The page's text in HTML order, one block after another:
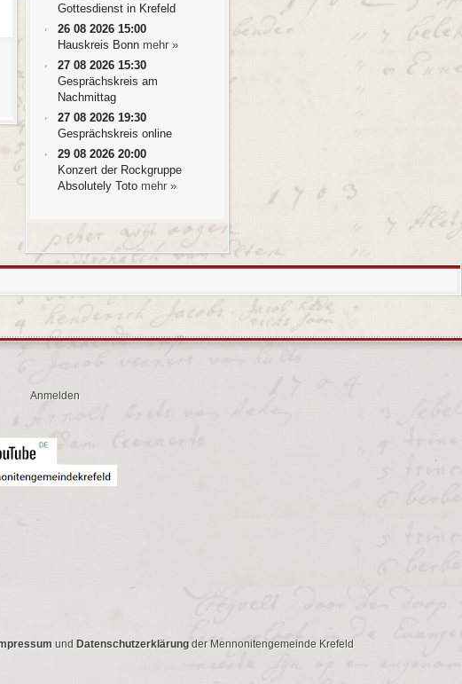
Gottesdienst in Krefeld
26 08 2026 15:00
Hauskreis Bonn mehr »
27 08 2026 15:30
Gesprächskreis am
Nachmittag
27 08 2026 19:30
Gesprächskreis online
29 08 2026 20:00
Konzert der Rockgruppe
Absolutely Toto mehr »
Anmelden
und Datenschutzerklärungder Mennonitengemeinde Krefeld